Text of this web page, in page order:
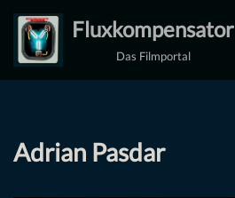
Zum
Inhalt
Fluxkompensator
Das Filmportal
Adrian Pasdar